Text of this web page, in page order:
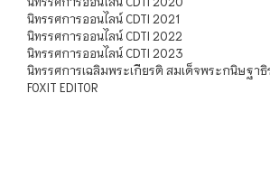
นิทรรศการออนไลน์ CDTI 2021
นิทรรศการออนไลน์ CDTI 2022
นิทรรศการออนไลน์ CDTI 2023
นิทรรศการเฉลิมพระเกียรติ สมเด็จพระกนิษฐาธิ
FOXIT EDITOR